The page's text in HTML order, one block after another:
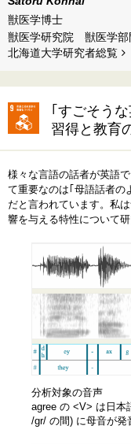
獣医学博士
獣医学研究院 獣医学
北海道⼤学研究者総覧
｢すごそう
習得と教育
様々な言語の話者が英語
て重要なのは｢母語話者の
だと言われています。私
響を与える特性について研
分析対象の音声
agree の <V> は日本
/gr/ の間) に母音が発